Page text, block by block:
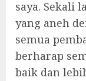
saya. Sekali
yang aneh
semua
berharap
baik dan